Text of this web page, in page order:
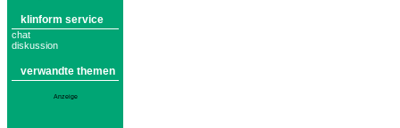
klinform service
chat
diskussion
verwandte themen
Anzeige